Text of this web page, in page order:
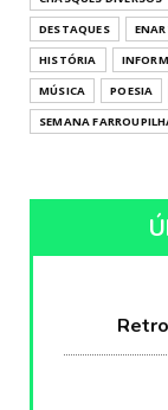
DESTAQUES
HISTÓRIA
MÚSICA
POESIA
SEMANA